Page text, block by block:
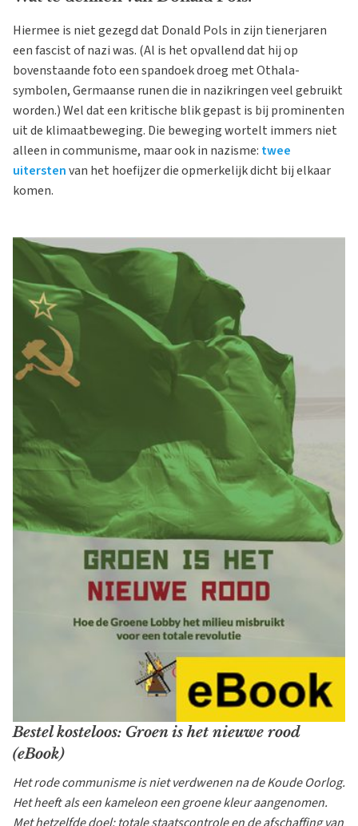
Hiermee is niet gezegd dat Donald Pols in zijn tienerjaren
een fascist of nazi was. (Al is het opvallend dat hij op
bovenstaande foto een spandoek droeg met Othala-
symbolen, Germaanse runen die in nazikringen veel gebruikt
worden.) Wel dat een kritische blik gepast is bij prominenten
uit de klimaatbeweging. Die beweging wortelt immers niet
alleen in communisme, maar ook in nazisme: twee
uiterstenvan het hoefijzer die opmerkelijk dicht bij elkaar
komen.
Bestel kosteloos: Groen is het nieuwe rood
(eBook)
Het rode communisme is niet verdwenen na de Koude Oorlog.
Het heeft als een kameleon een groene kleur aangenomen.